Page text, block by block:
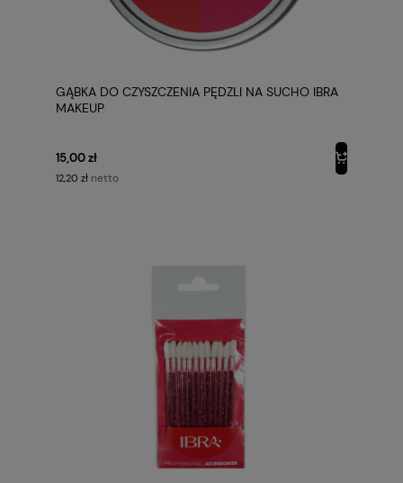
GĄBKA DO CZYSZCZENIA PĘDZLI NA SUCHO IBRA
MAKEUP
15,00 zł
12,20 zł netto